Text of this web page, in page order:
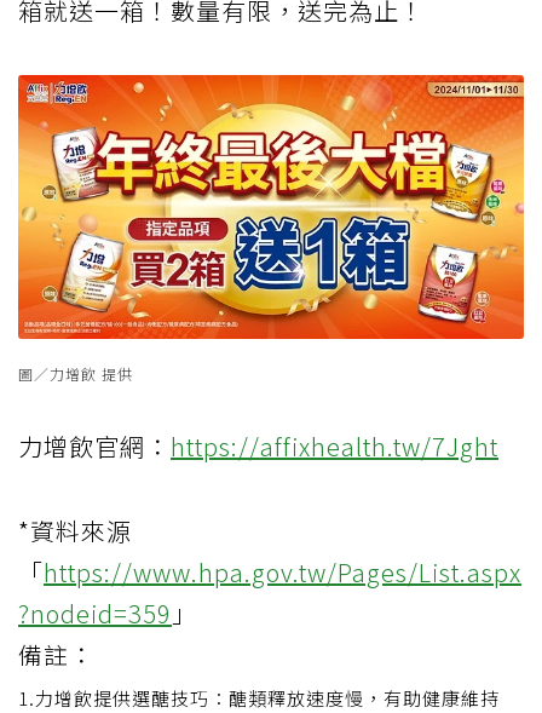
箱就送一箱！數量有限，送完為止！
圖／力增飲 提供
力增飲官網： https://affixhealth.tw/7Jght
*資料來源
「https://www.hpa.gov.tw/Pages/List.aspx
?nodeid=359 」
備註：
1.力增飲提供選醣技巧：醣類釋放速度慢，有助健康維持